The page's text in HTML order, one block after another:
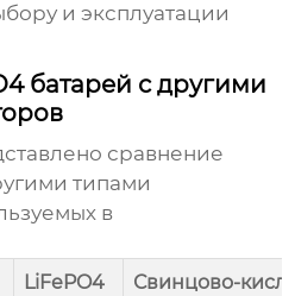
и эксплуатации
батарей с другими
сравнение
типами
в
LiFePO4 Свинцово-